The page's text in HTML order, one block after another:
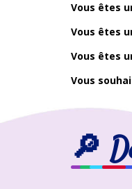
Vous êtes
Vous êtes
Vous êtes
Vous
🔎